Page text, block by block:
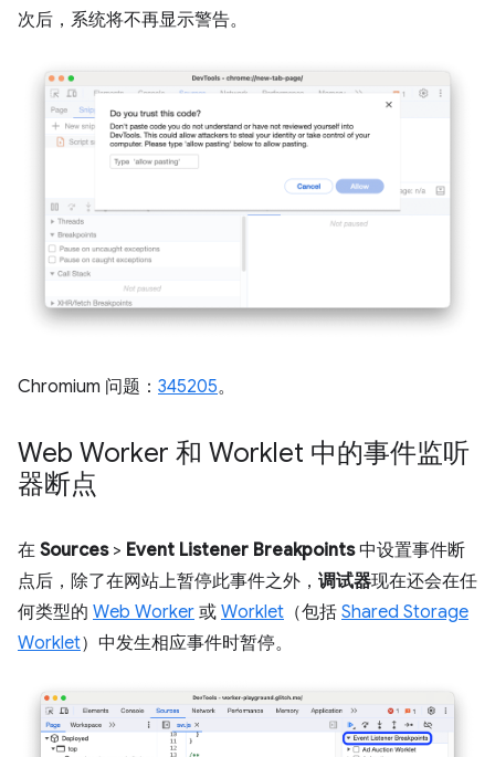
次后，系统将不再显示警告。
Chromium 问题： 345205。
Web Worker 和 Worklet 中的事件监听
器断点
在 Sources> Event Listener Breakpoints中设置事件断
点后，除了在网站上暂停此事件之外， 调试器现在还会在任
何类型的 Web Worker 或 Worklet （包括 Shared Storage
Worklet）中发生相应事件时暂停。